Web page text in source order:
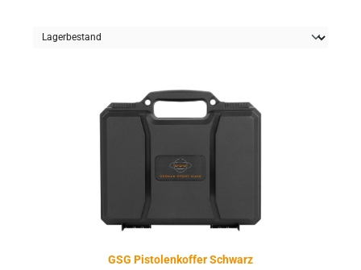
GSG Pistolenkoffer Schwarz